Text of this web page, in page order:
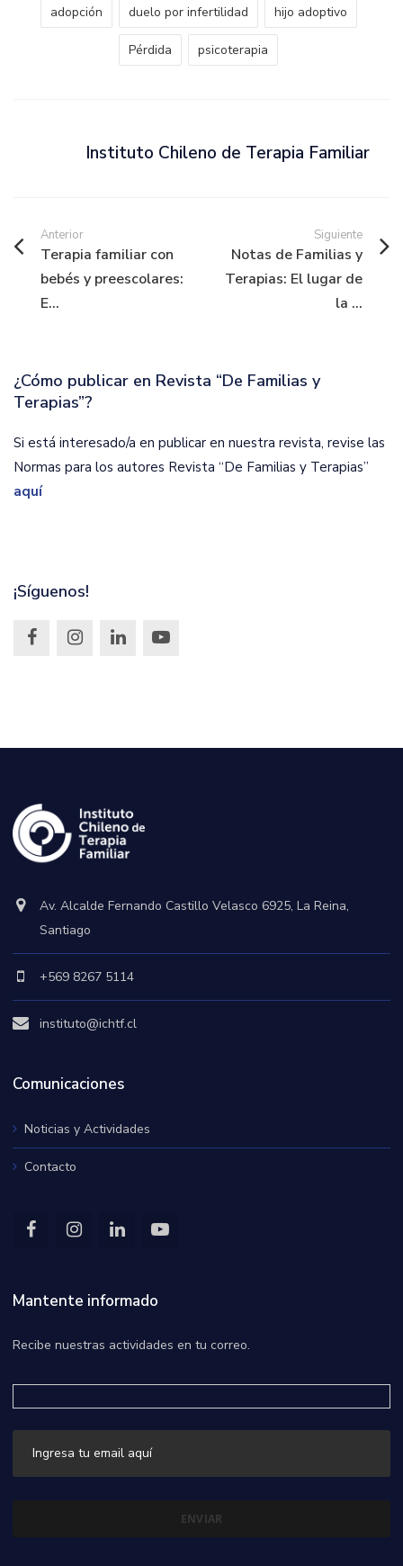
adopción duelo por infertilidad hijo adoptivo
Pérdida psicoterapia
Instituto Chileno de Terapia Familiar
Anterior
Terapia familiar con
bebés y preescolares:
E...
Siguiente
Notas de Familias y
Terapias: El lugar de
la ...
¿Cómo publicar en Revista “De Familias y
Terapias”?
Si está interesado/a en publicar en nuestra revista, revise las
Normas para los autores Revista “De Familias y Terapias”
aquí
¡Síguenos!
Av. Alcalde Fernando Castillo Velasco 6925, La Reina,
Santiago
+569 8267 5114
instituto@ichtf.cl
Comunicaciones
Noticias y Actividades
Contacto
Mantente informado
Recibe nuestras actividades en tu correo.